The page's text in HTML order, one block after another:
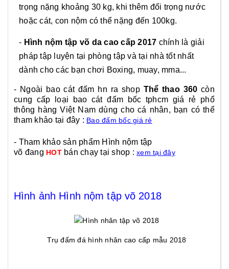
trọng nặng khoảng 30 kg, khi thêm đối trọng nước
hoặc cát, con nộm có thể nặng đến 100kg.
- Hình nộm tập võ da cao cấp 2017 chính là giải
pháp tập luyện tại phòng tập và tại nhà tốt nhất
dành cho các bạn chơi Boxing, muay, mma...
- Ngoài bao cát đấm hn ra shop Thể thao 360 còn
cung cấp loại bao cát đấm bốc tphcm giá rẻ phổ
thông hàng Việt Nam dùng cho cá nhân, bạn có thể
tham khảo tại đây : Bao đấm bốc giá rẻ
- Tham khảo sản phẩm Hình nộm tập
võ đang HOT bán chạy tại shop :xem tại đây
Hình ảnh Hình nộm tập võ 2018
Trụ đấm đá hình nhân cao cấp mẫu 2018